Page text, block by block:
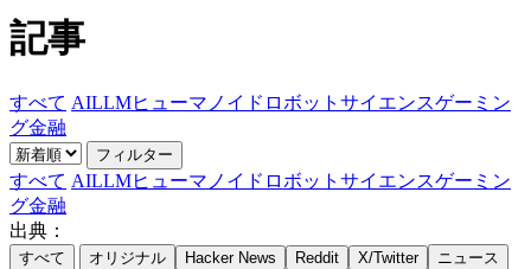
記事
すべて AILLMヒューマノイドロボット サイエンスゲーミン
グ金融
フィルター
すべて AILLMヒューマノイドロボット サイエンスゲーミン
グ金融
出典：
すべて オリジナル Hacker News Reddit X/Twitter
ニュース